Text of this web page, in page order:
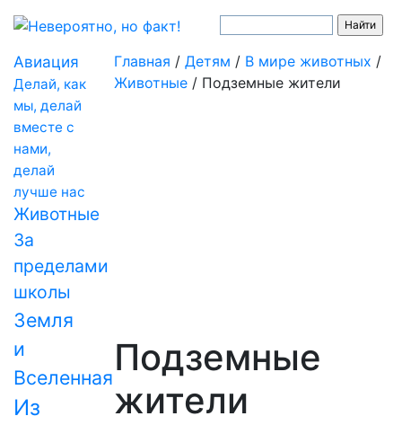
Авиация
Делай, как
мы, делай
вместе с
нами,
делай
лучше нас
Животные
За
пределами
школы
Земля
и
Вселенная
Из
Главная / Детям / В мире животных /
Животные / Подземные жители
Подземные
жители